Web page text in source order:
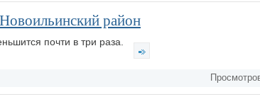
район
почти в три раза.